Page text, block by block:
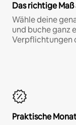
Das richtige
Wähle deine
und buche ganz
Verpflichtungen
Praktische